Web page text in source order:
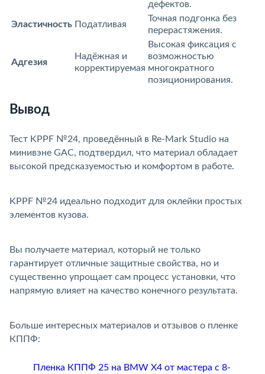
дефектов.
Эластичность Податливая
Точная подгонка без
перерастяжения.
Адгезия
Надёжная и
корректируемая
Высокая фиксация с
озможностью
многократного
позиционирования.
Вывод
Тест KPPF №24, проведённый в Re-Mark Studio на
минивэне GAC, подтвердил, что материал обладает
ысокой предсказуемостью и комфортом в работе.
KPPF №24 идеально подходит для оклейки простых
элементов кузова.
Вы получаете материал, который не только
арантирует отличные защитные свойства, но и
существенно упрощает сам процесс установки, что
напрямую влияет на качество конечного результата.
Больше интересных материалов и отзывов о пленке
КППФ:
Пленка КППФ 25 на BMW X4 от мастера с 8-